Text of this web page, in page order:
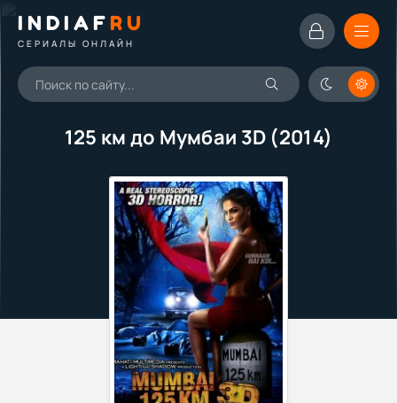
INDIAFRU
СЕРИАЛЫ ОНЛАЙН
125 км до Мумбаи 3D (2014)